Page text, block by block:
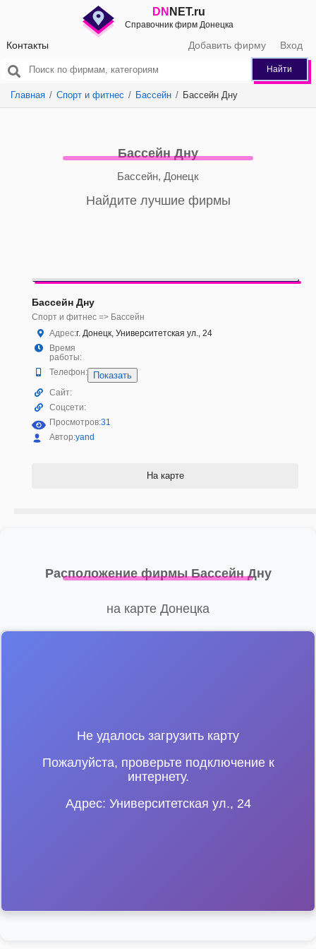
DN NET.ru
Справочник фирм Донецка
Контакты Добавить фирму Вход
Найти
Главная Спорт и фитнес Бассейн Бассейн Дну
Бассейн Дну
Бассейн, Донецк
Найдите лучшие фирмы
Бассейн Дну
Спорт и фитнес => Бассейн
Адрес:г. Донецк, Университетская ул., 24
Время
работы:
Телефон:
Показать
Сайт:
Соцсети:
Просмотров:31
Автор:yand
На карте
Расположение фирмы Бассейн Дну
на карте Донецка
Не удалось загрузить карту
Пожалуйста, проверьте подключение к
интернету.
Адрес: Университетская ул., 24